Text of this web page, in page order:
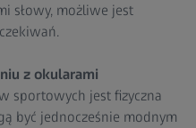
słowy, możliwe jest
z okularami
sportowych jest fizyczna
być jednocześnie modnym